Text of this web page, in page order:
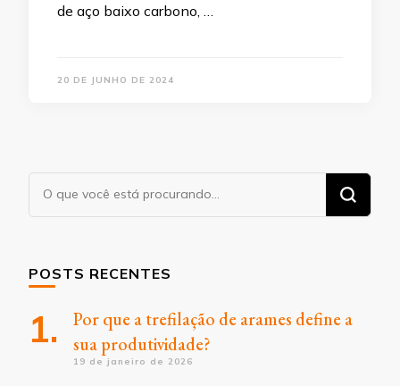
de aço baixo carbono, …
20 DE JUNHO DE 2024
Procurando
algo?
POSTS RECENTES
Por que a trefilação de arames define a
sua produtividade?
19 de janeiro de 2026